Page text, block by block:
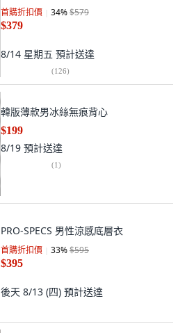
首購折扣價 34%$579
$379
8/14 星期五 預計送達
(126)
韓版薄款男冰絲無痕背心
$199
8/19 預計送達
(1)
PRO-SPECS 男性涼感底層衣
首購折扣價 33%$595
$395
後天 8/13 (四) 預計送達